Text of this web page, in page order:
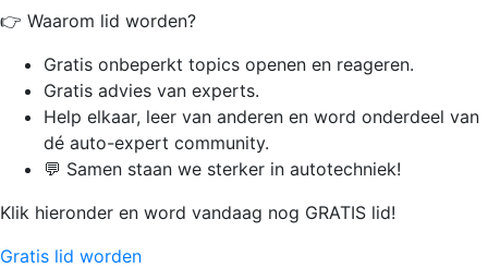
👉 Waarom lid worden?
Gratis onbeperkt topics openen en reageren.
Gratis advies van experts.
Help elkaar, leer van anderen en word onderdeel van
dé auto-expert community.
💬 Samen staan we sterker in autotechniek!
Klik hieronder en word vandaag nog GRATIS lid!
Gratis lid worden